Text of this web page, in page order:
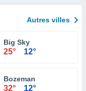
Autres villes
Big Sky
25° 12°
Bozeman
32° 12°